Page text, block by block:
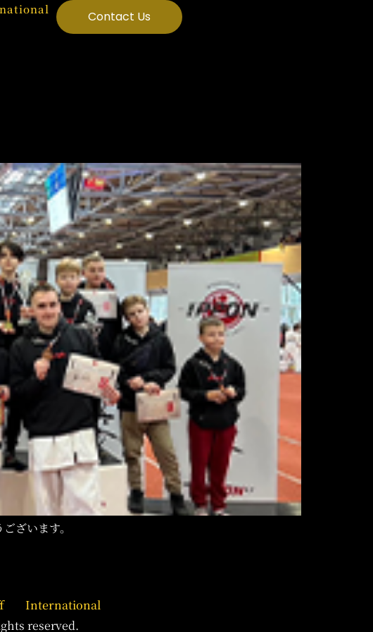
Contact Us
ざいます。
International
reserved.